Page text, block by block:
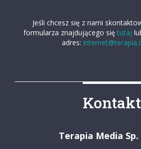
Jeśli chcesz się z nami
formularza znajdującego się tutaj
adres:
Kontakt
Terapia Media Sp.